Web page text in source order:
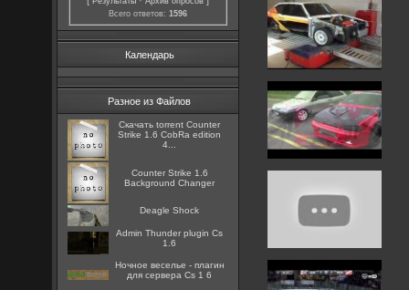
Всего ответов:1596
Календарь
Разное из Файлов
Скачать torrent Counter
Strike 1.6 CobRa edition
4...
Counter Strike 1.6
Background Changer
Deagle Shock
Admin Thunder plugin Cs
1.6
Ночное веселье - плагин
для сервера Cs 1 6